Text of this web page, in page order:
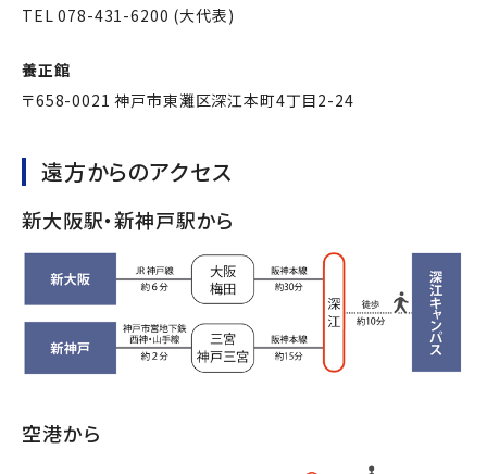
TEL 078-431-6200 (大代表)
養正館
〒658-0021 神戸市東灘区深江本町4丁目2-24
遠方からのアクセス
新大阪駅・新神戸駅から
空港から